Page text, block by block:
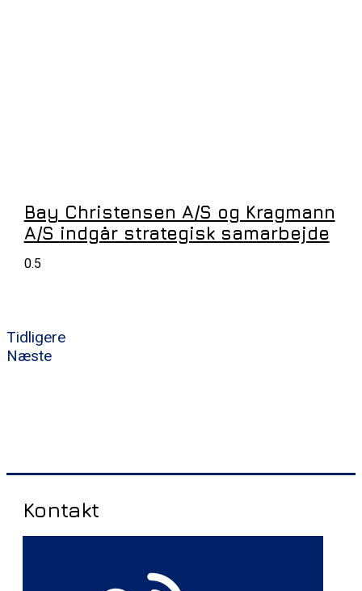
Bay Christensen A/S og Kragmann
A/S indgår strategisk samarbejde
Tidligere
Næste
Kontakt